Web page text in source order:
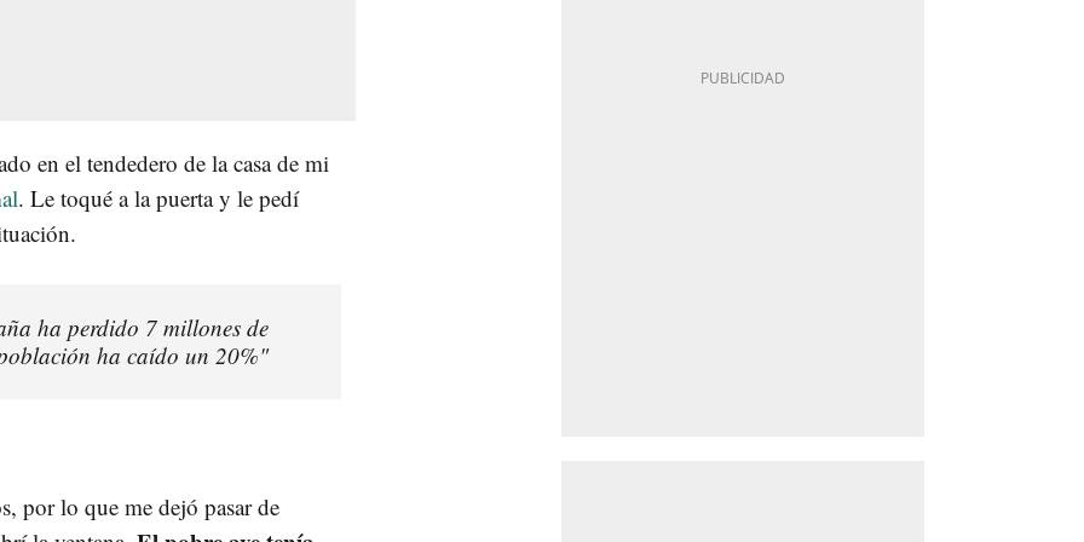
en el tendedero de la casa de mi
. Le toqué a la puerta y le pedí
ha perdido 7 millones de
ha caído un 20%"
por lo que me dejó pasar de